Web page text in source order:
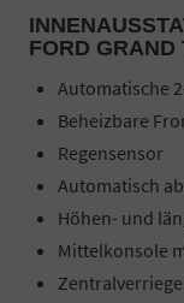
FORD GRAND
Automatische
Beheizbare
Regensensor
Automatisch
Höhen- und
Mittelkonsole